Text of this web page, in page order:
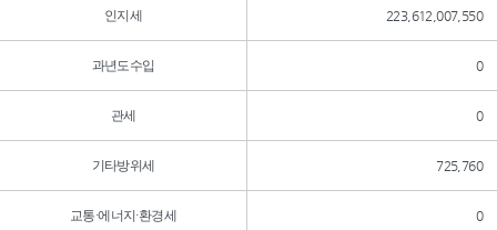
인지세 223,612,007,550
과년도수입 0
관세 0
기타방위세 725,760
교통·에너지·환경세 0